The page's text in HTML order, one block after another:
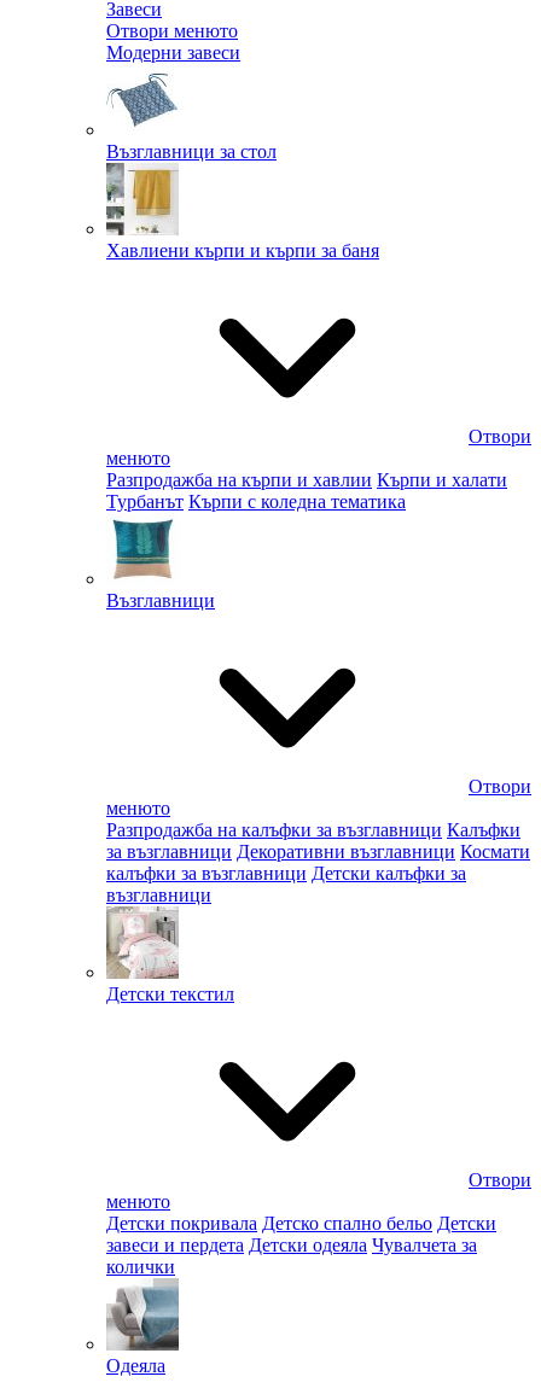
Завеси
Отвори менюто
Модерни завеси
Възглавници за стол
Хавлиени кърпи и кърпи за баня
Отвори
менюто
Разпродажба на кърпи и хавлии Кърпи и халати
Турбанът Кърпи с коледна тематика
Възглавници
Отвори
менюто
Разпродажба на калъфки за възглавници Калъфки
за възглавници Декоративни възглавници Космати
калъфки за възглавници Детски калъфки за
възглавници
Детски текстил
Отвори
менюто
Детски покривала Детско спално бельо Детски
завеси и пердета Детски одеяла Чувалчета за
колички
Одеяла